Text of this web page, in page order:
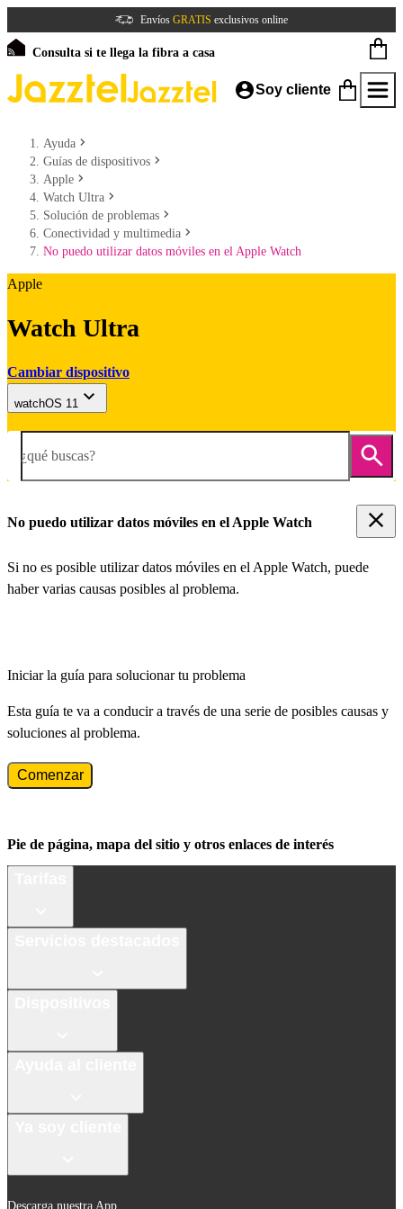
Envíos GRATIS exclusivos online
Consulta si te llega la fibra a casa
Soy cliente
Ayuda
Guías de dispositivos
Apple
Watch Ultra
Solución de problemas
Conectividad y multimedia
No puedo utilizar datos móviles en el Apple Watch
Apple
Watch Ultra
Cambiar dispositivo
watchOS 11
¿qué buscas?
No puedo utilizar datos móviles en el Apple Watch
Si no es posible utilizar datos móviles en el Apple Watch, puede
haber varias causas posibles al problema.
Iniciar la guía para solucionar tu problema
Esta guía te va a conducir a través de una serie de posibles causas y
soluciones al problema.
Comenzar
Pie de página, mapa del sitio y otros enlaces de interés
Descarga nuestra App